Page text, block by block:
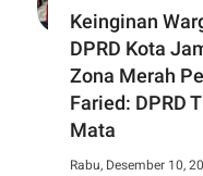
Keinginan
DPRD Kota
Zona Merah
Faried: DPRD
Mata
Rabu, Desember 10,